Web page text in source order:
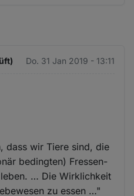
Do. 31 Jan 2019 - 13:11
dass wir Tiere sind, die
bedingten) Fressen-
… Die Wirklichkeit
zu essen …"